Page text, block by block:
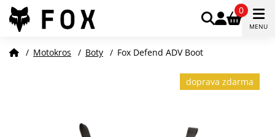
0
MENU
/ Motokros / Boty / Fox Defend ADV Boot
doprava zdarma